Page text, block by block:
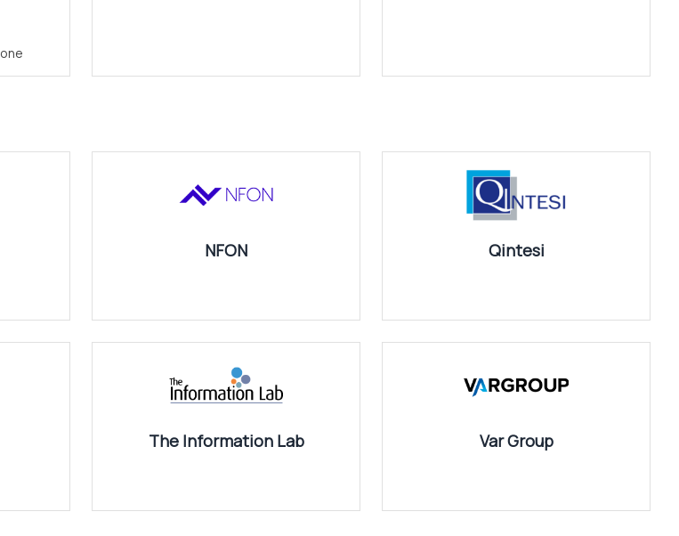
NFON Qintesi
The Information Lab Var Group